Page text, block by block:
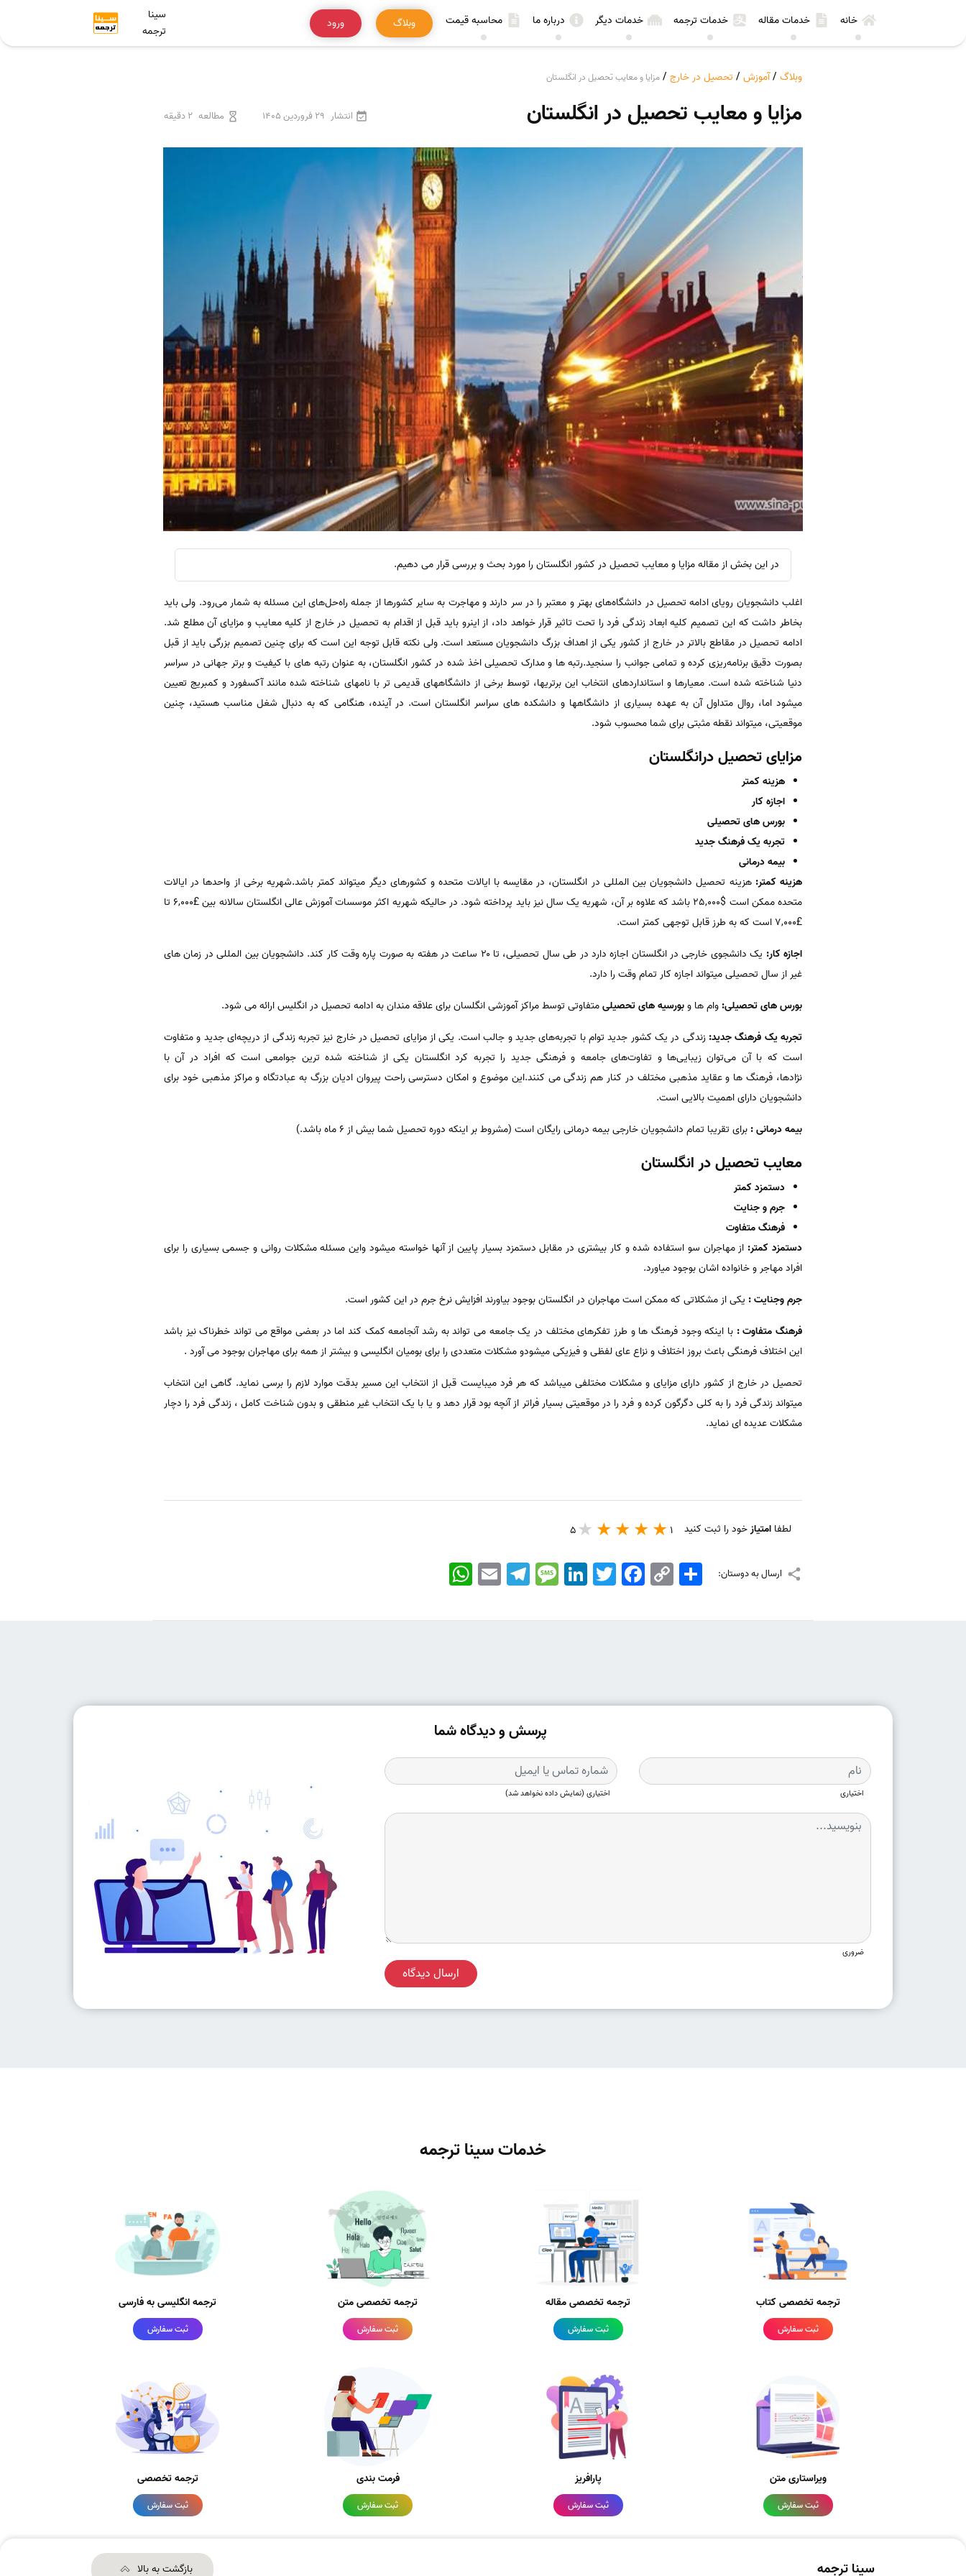
خانه خدمات مقاله خدمات ترجمه خدمات دیگر درباره ما محاسبه قیمت وبلاگ ورود
سینا
ترجمه
وبلاگ /آموزش / تحصیل در خارج / مزایا و معایب تحصیل در انگلستان
مزایا و معایب تحصیل در انگلستان انتشار 29 فروردین 1405 مطالعه 2 دقیقه
در این بخش از مقاله مزایا و معایب تحصیل در کشور انگلستان را مورد بحث و بررسی قرار می دهیم.
اغلب دانشجویان رویای ادامه تحصیل در دانشگاه‌های بهتر و معتبر را در سر دارند و مهاجرت به سایر کشورها از جمله راه‌حل‌های این مسئله به شمار می‌رود. ولی باید
بخاطر داشت که این تصمیم کلیه ابعاد زندگی فرد را تحت تاثیر قرار خواهد داد، از اینرو باید قبل از اقدام به تحصیل در خارج از کلیه معایب و مزایای آن مطلع شد.
ادامه تحصیل در مقاطع بالاتر در خارج از کشور یکی از اهداف بزرگ دانشجویان مستعد است. ولی نکته قابل توجه این است که برای چنین تصمیم بزرگی باید از قبل
بصورت دقیق برنامه‌ریزی کرده و تمامی جوانب را سنجید.رتبه ها و مدارک تحصیلی اخذ شده در کشور انگلستان، به عنوان رتبه های با کیفیت و برتر جهانی در سراسر
دنیا شناخته شده است. معیارها و استانداردهای انتخاب این برتریها، توسط برخی از دانشگاههای قدیمی تر با نامهای شناخته شده مانند آکسفورد و کمبریج تعیین
میشود اما، روال متداول آن به عهده بسیاری از دانشگاهها و دانشکده های سراسر انگلستان است. در آینده، هنگامی که به دنبال شغل مناسب هستید، چنین
موقعیتی، میتواند نقطه مثبتی برای شما محسوب شود.
مزایای تحصیل درانگلستان
هزینه کمتر
اجازه کار
بورس های تحصیلی
تجربه یک فرهنگ جدید
بیمه درمانی
هزینه کمتر:هزینه تحصیل دانشجویان بین المللی در انگلستان، در مقایسه با ایالات متحده و کشورهای دیگر میتواند کمتر باشد.شهریه برخی از واحدها در ایالات
متحده ممکن است $25,000 باشد که علاوه بر آن، شهریه یک سال نیز باید پرداخته شود. در حالیکه شهریه اکثر موسسات آموزش عالی انگلستان سالانه بین £6,000 تا
£7,000 است که به طرز قابل توجهی کمتر است.
اجازه کار:
یک دانشجوی خارجی در انگلستان اجازه دارد در طی سال تحصیلی، تا ۲۰ ساعت در هفته به صورت پاره وقت کار کند. دانشجویان بین المللی در زمان های
غیر از سال تحصیلی میتواند اجازه کار تمام وقت را دارد.
بورس های تحصیلی: وام ها وبورسیه های تحصیلیمتفاوتی توسط مراکز آموزشی انگلسان برای علاقه مندان به ادامه تحصیل در انگلیس ارائه می شود.
تجربه یک فرهنگ جدید:زندگی در یک کشور جدید توام با تجربه‌های جدید و جالب است. یکی از مزایای تحصیل در خارج نیز تجربه زندگی از دریچه‌ای جدید و متفاوت
است که با آن می‌توان زیبایی‌ها و تفاوت‌های جامعه و فرهنگی جدید را تجربه کرد انگلستان یکی از شناخته شده ترین جوامعی است که افراد در آن با
نژادها، فرهنگ ها و عقاید مذهبی مختلف در کنار هم زندگی می کنند.این موضوع و امکان دسترسی راحت پیروان ادیان بزرگ به عبادتگاه و مراکز مذهبی خود برای
دانشجویان دارای اهمیت بالایی است.
بیمه درمانی : برای تقریبا تمام دانشجویان خارجی بیمه درمانی رایگان است (مشروط بر اینکه دوره تحصیل شما بیش از 6 ماه باشد.)
معایب تحصیل در انگلستان
دستمزد کمتر
جرم و جنایت
فرهنگ متفاوت
دستمزد کمتر: از مهاجران سو استفاده شده و کار بیشتری در مقابل دستمزد بسیار پایین از آنها خواسته میشود واین مسئله مشکلات روانی و جسمی بسیاری را برای
افراد مهاجر و خانواده اشان بوجود میاورد.
جرم وجنایت : یکی از مشکلاتی که ممکن است مهاجران در انگلستان بوجود بیاورند افزایش نرخ جرم در این کشور است.
فرهنگ متفاوت : با اینکه وجود فرهنگ ها و طرز تفکرهای مختلف در یک جامعه می تواند به رشد آنجامعه کمک کند اما در بعضی مواقع می تواند خطرناک نیز باشد
این اختلاف فرهنگی باعث بروز اختلاف و نزاع عای لفظی و فیزیکی میشودو مشکلات متعددی را برای بومیان انگلیسی و بیشتر از همه برای مهاجران بوجود می آورد .
تحصیل در خارج از کشور دارای مزایای و مشکلات مختلفی میباشد که هر فرد میبایست قبل از انتخاب این مسیر بدقت موارد لازم را برسی نماید. گاهی این انتخاب
میتواند زندگی فرد را به کلی دگرگون کرده و فرد را در موقعیتی بسیار فراتر از آنچه بود قرار دهد و یا با یک انتخاب غیر منطقی و بدون شناخت کامل ، زندگی فرد را دچار
مشکلات عدیده ای نماید.
لطفا امتیازخود را ثبت کنید 1
5
ارسال به دوستان: WhatsApp EmailTelegramMessageLinkedIn TwitterFacebook Copy
Link
اشتراک
پرسش و دیدگاه شما
اختیاری اختیاری (نمایش داده نخواهد شد)
ضروری
ارسال دیدگاه
خدمات سینا ترجمه
ترجمه تخصصی کتاب
ثبت سفارش
ترجمه تخصصی مقاله
ثبت سفارش
ترجمه تخصصی متن
ثبت سفارش
ترجمه انگلیسی به فارسی
ثبت سفارش
ویراستاری متن
ثبت سفارش
پارافریز
ثبت سفارش
فرمت بندی
ثبت سفارش
ترجمه تخصصی
ثبت سفارش
سینا ترجمه بازگشت به بالا